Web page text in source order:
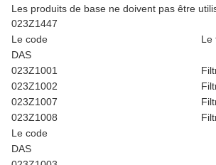
Les produits de base ne doivent pas être
023Z1447
Le code
Le
DAS
023Z1001
023Z1002
023Z1007
023Z1008
Le code
DAS